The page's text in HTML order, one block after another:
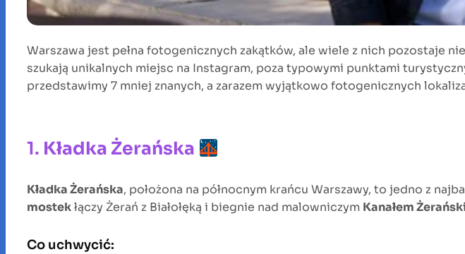
Warszawa jest pełna fotogenicznych zakątków, ale wiele z nich pozostaje
szukają unikalnych miejsc na Instagram, poza typowymi punktami
przedstawimy 7 mniej znanych, a zarazem wyjątkowo fotogenicznych
1. Kładka Żerańska
Kładka Żerańska, położona na północnym krańcu Warszawy, to jedno z
mostekłączy Żerań z Białołęką i biegnie nad malowniczym Kanałem
Co uchwycić: